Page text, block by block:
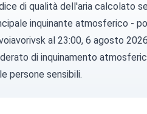
di qualità dell'aria calcolato
inquinante atmosferico -
al 23:00, 6 agosto
di inquinamento
persone sensibili.